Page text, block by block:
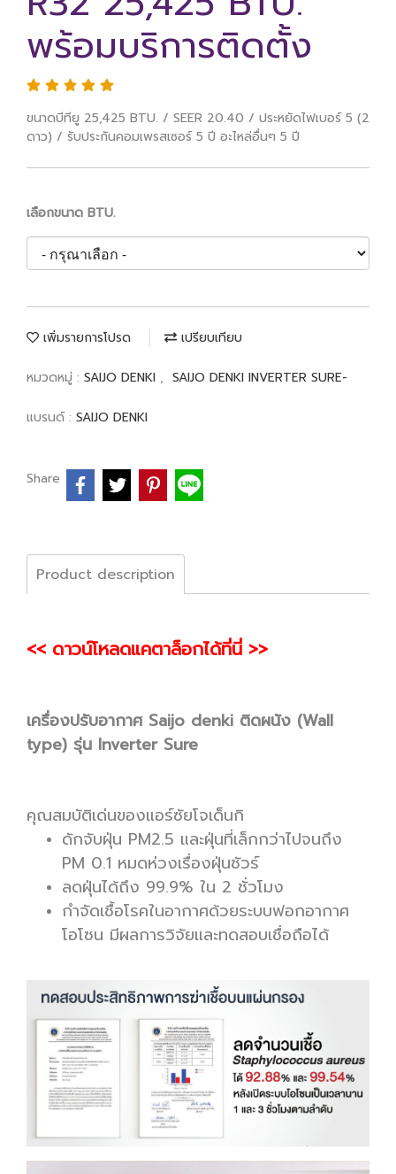
พร้อมบริการติดตั้ง
ขนาดบีทียู 25,425 BTU. / SEER 20.40 / ประหยัดไฟเบอร์ 5 (2
ดาว) / รับประกันคอมเพรสเซอร์ 5 ปี อะไหล่อื่นๆ 5 ปี
เลือกขนาด BTU.
เพิ่มรายการโปรด เปรียบเทียบ
หมวดหมู่ : SAIJO DENKI , SAIJO DENKI INVERTER SURE-
แบรนด์ : SAIJO DENKI
Share
Product description
<< ดาวน์โหลดแคตาล็อกได้ที่นี่ >>
เครื่องปรับอากาศ Saijo denki ติดผนัง (Wall
type) รุ่น Inverter Sure
คุณสมบัติเด่นของแอร์ซัยโจเด็นกิ
ดักจับฝุ่น PM2.5 และฝุ่นที่เล็กกว่าไปจนถึง
PM 0.1 หมดห่วงเรื่องฝุ่นชัวร์
ลดฝุ่นได้ถึง 99.9% ใน 2 ชั่วโมง
กำจัดเชื้อโรคในอากาศด้วยระบบฟอกอากาศ
โอโซน มีผลการวิจัยและทดสอบเชื่อถือได้